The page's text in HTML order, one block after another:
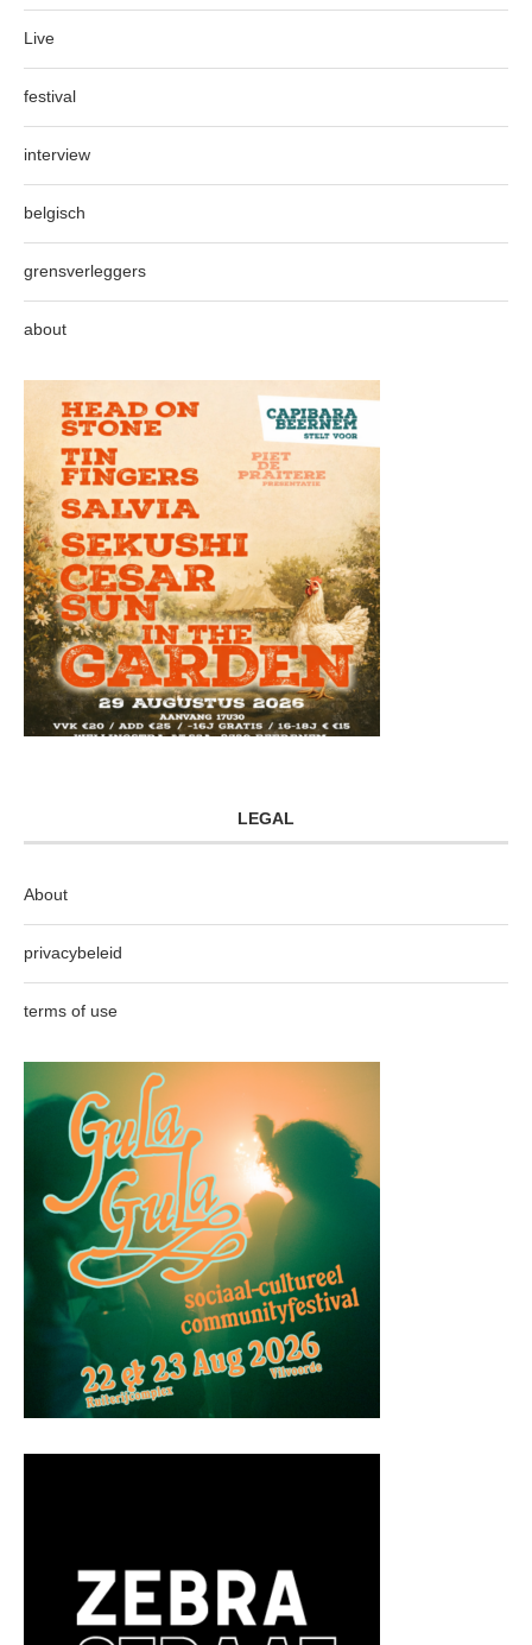
Live
festival
interview
belgisch
grensverleggers
about
LEGAL
About
privacybeleid
terms of use